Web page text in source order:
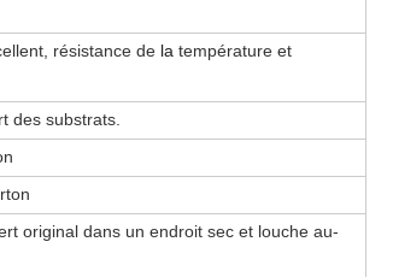
résistance de la température et
des substrats.
original dans un endroit sec et louche au-